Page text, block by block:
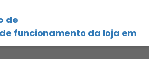
de
funcionamento da loja em